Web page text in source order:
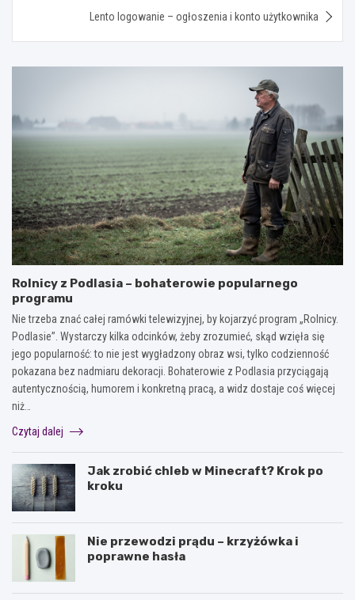
Lento logowanie – ogłoszenia i konto użytkownika
Rolnicy z Podlasia – bohaterowie popularnego
programu
Nie trzeba znać całej ramówki telewizyjnej, by kojarzyć program „Rolnicy.
Podlasie”. Wystarczy kilka odcinków, żeby zrozumieć, skąd wzięła się
jego popularność: to nie jest wygładzony obraz wsi, tylko codzienność
pokazana bez nadmiaru dekoracji. Bohaterowie z Podlasia przyciągają
autentycznością, humorem i konkretną pracą, a widz dostaje coś więcej
niż…
Czytaj dalej
Jak zrobić chleb w Minecraft? Krok po
kroku
Nie przewodzi prądu – krzyżówka i
poprawne hasła